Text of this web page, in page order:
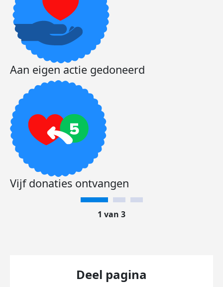
Aan eigen actie gedoneerd
Vijf donaties ontvangen
1 van 3
Deel pagina